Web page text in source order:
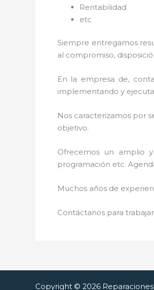
Rentabilidad
etc
Siempre entregamos
al compromiso,
En la empresa de,
implementando y
Nos caracterizamos por
objetivo.
Ofrecemos un amplio
programación etc.
Muchos años de
Contáctanos para
Copyright © 2026